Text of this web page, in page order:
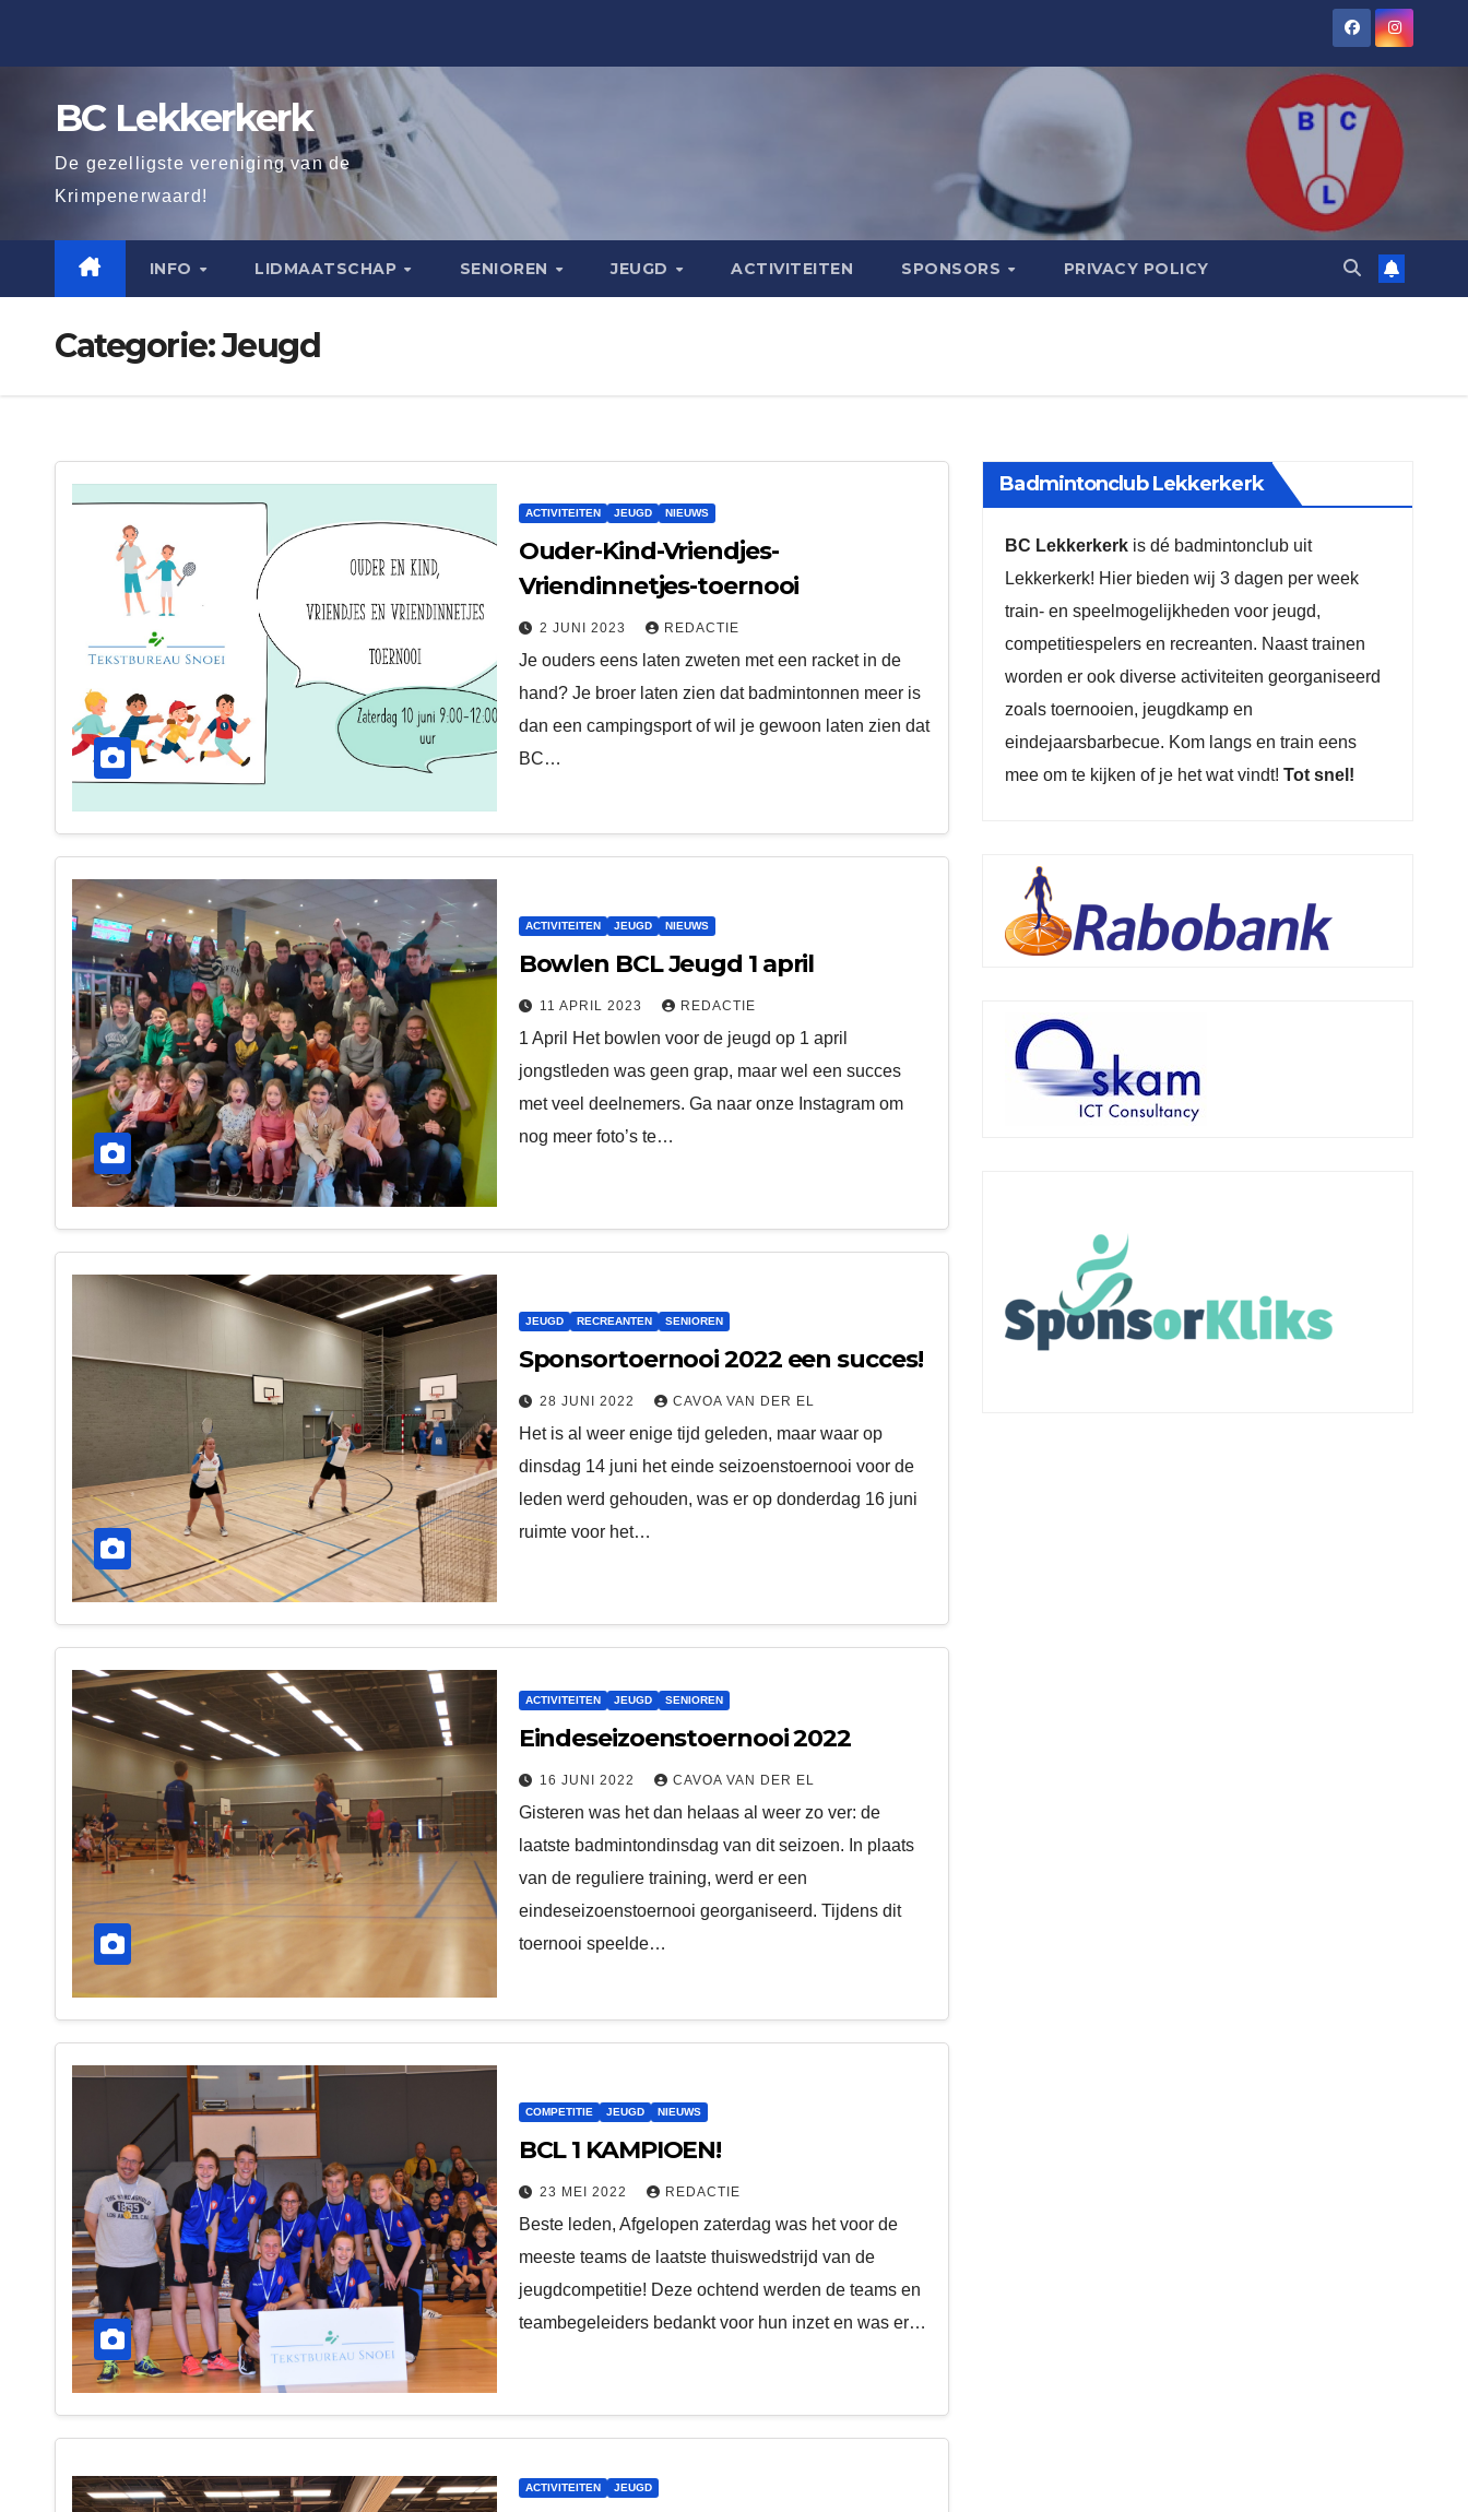
BC Lekkerkerk
De gezelligste vereniging van de
Krimpenerwaard!
INFO LIDMAATSCHAP SENIOREN JEUGD ACTIVITEITEN SPONSORS PRIVACY POLICY
Categorie:Jeugd
ACTIVITEITEN JEUGD NIEUWS
Ouder-Kind-Vriendjes-
Vriendinnetjes-toernooi
2 JUNI 2023 REDACTIE
Je ouders eens laten zweten met een racket in de
hand? Je broer laten zien dat badmintonnen meer is
dan een campingsport of wil je gewoon laten zien dat
BC…
ACTIVITEITEN JEUGD NIEUWS
Bowlen BCL Jeugd 1 april
11 APRIL 2023 REDACTIE
1 April Het bowlen voor de jeugd op 1 april
jongstleden was geen grap, maar wel een succes
met veel deelnemers. Ga naar onze Instagram om
nog meer foto’s te…
JEUGD RECREANTEN SENIOREN
Sponsortoernooi 2022 een succes!
28 JUNI 2022 CAVOA VAN DER EL
Het is al weer enige tijd geleden, maar waar op
dinsdag 14 juni het einde seizoenstoernooi voor de
leden werd gehouden, was er op donderdag 16 juni
ruimte voor het…
ACTIVITEITEN JEUGD SENIOREN
Eindeseizoenstoernooi 2022
16 JUNI 2022 CAVOA VAN DER EL
Gisteren was het dan helaas al weer zo ver: de
laatste badmintondinsdag van dit seizoen. In plaats
van de reguliere training, werd er een
eindeseizoenstoernooi georganiseerd. Tijdens dit
toernooi speelde…
COMPETITIE JEUGD NIEUWS
BCL 1 KAMPIOEN!
23 MEI 2022 REDACTIE
Beste leden, Afgelopen zaterdag was het voor de
meeste teams de laatste thuiswedstrijd van de
jeugdcompetitie! Deze ochtend werden de teams en
teambegeleiders bedankt voor hun inzet en was er…
ACTIVITEITEN JEUGD
Badmintonclub Lekkerkerk
BC Lekkerkerk is dé badmintonclub uit
Lekkerkerk! Hier bieden wij 3 dagen per week
train- en speelmogelijkheden voor jeugd,
competitiespelers en recreanten. Naast trainen
worden er ook diverse activiteiten georganiseerd
zoals toernooien, jeugdkamp en
eindejaarsbarbecue. Kom langs en train eens
mee om te kijken of je het wat vindt!Tot snel!